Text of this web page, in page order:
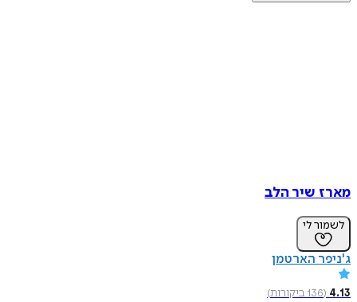
מארז שיר הלב
לשמור לי
ג'ניפר הארטמן
4.13
(
136ביקורות)